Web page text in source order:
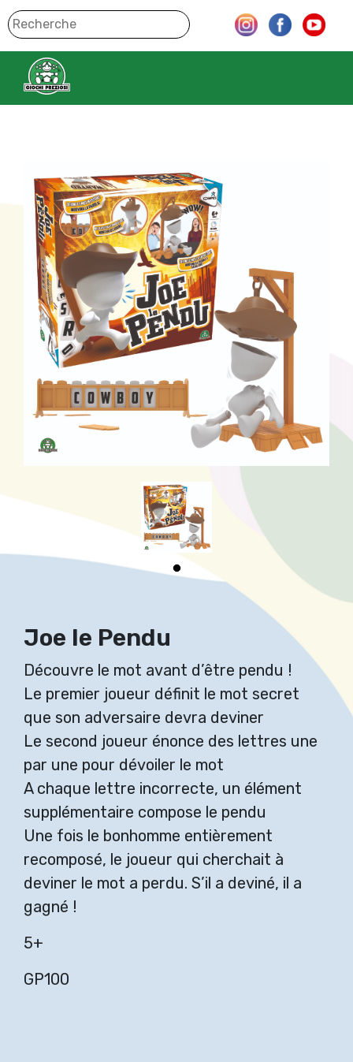
Joe le Pendu
Découvre le mot avant d’être pendu !
Le premier joueur définit le mot secret
que son adversaire devra deviner
Le second joueur énonce des lettres une
par une pour dévoiler le mot
A chaque lettre incorrecte, un élément
supplémentaire compose le pendu
Une fois le bonhomme entièrement
recomposé, le joueur qui cherchait à
deviner le mot a perdu. S’il a deviné, il a
gagné !
5+
GP100